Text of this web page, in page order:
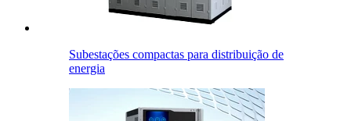
Subestações compactas para distribuição de
energia